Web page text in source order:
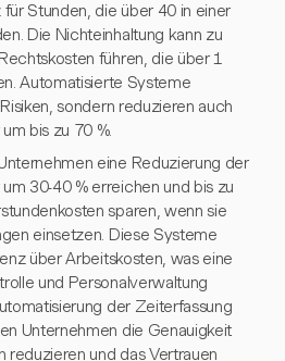
Stunden, die über 40 in einer
Die Nichteinhaltung kann zu
führen, die über 1
Automatisierte Systeme
sondern reduzieren auch
bis zu 70 %.
eine Reduzierung der
30-40 % erreichen und bis zu
sparen, wenn sie
einsetzen. Diese Systeme
über Arbeitskosten, was eine
und Personalverwaltung
der Zeiterfassung
Unternehmen die Genauigkeit
reduzieren und das Vertrauen